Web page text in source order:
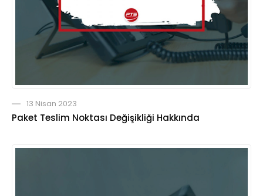
13 Nisan 2023
Paket Teslim Noktası Değişikliği Hakkında